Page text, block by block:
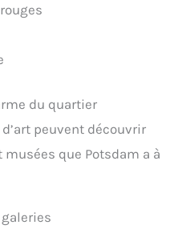
du quartier
peuvent découvrir
que Potsdam a à